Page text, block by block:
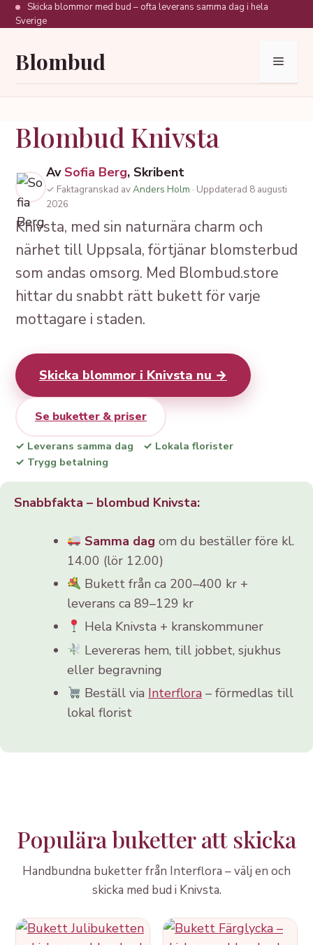
Hoppa
till
Skicka blommor med bud – ofta leverans samma dag i hela
Sverige
Blombud Meny
Blombud Knivsta
Av Sofia Berg, Skribent
✓ Faktagranskad avAnders Holm · Uppdaterad 8 augusti
2026
Knivsta, med sin naturnära charm och
närhet till Uppsala, förtjänar blomsterbud
som andas omsorg. Med Blombud.store
hittar du snabbt rätt bukett för varje
mottagare i staden.
Skicka blommor i Knivsta nu →
Se buketter & priser
✓ Leverans samma dag
✓ Lokala florister
✓ Trygg betalning
Snabbfakta – blombud Knivsta:
Samma dag om du beställer före kl.
14.00 (lör 12.00)
Bukett från ca 200–400 kr +
leverans ca 89–129 kr
Hela Knivsta + kranskommuner
Levereras hem, till jobbet, sjukhus
eller begravning
Beställ via Interflora – förmedlas till
lokal florist
Populära buketter att skicka
Handbundna buketter från Interflora – välj en och
skicka med bud i Knivsta.